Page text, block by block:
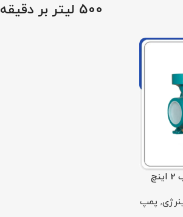
500 لیتر بر دقیقه
پمپ آب اینرژی (3 اسب 2 اینچ
, پمپ